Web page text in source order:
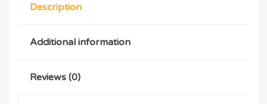
Description
Additional information
Reviews (0)